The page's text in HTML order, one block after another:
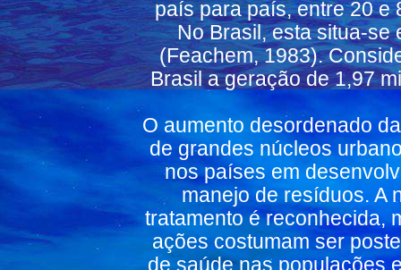
país para país, entre 20 e
No Brasil, esta situa-se
(Feachem, 1983).
Brasil a geração de 1,97
O aumento desordenado
de grandes núcleos
nos países em
manejo de resíduos. A
tratamento é reconhecida,
ações costumam ser
de saúde nas populações